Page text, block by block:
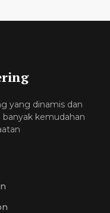
yang dinamis dan
kemudahan